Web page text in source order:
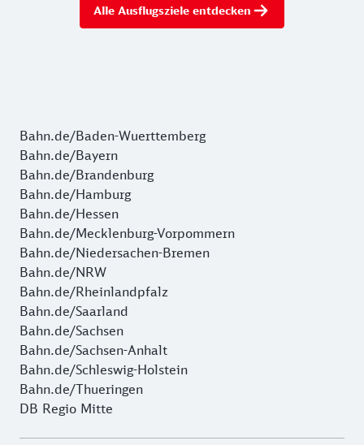
Alle Ausflugsziele entdecken
Bahn.de/Baden-Wuerttemberg
Bahn.de/Bayern
Bahn.de/Brandenburg
Bahn.de/Hamburg
Bahn.de/Hessen
Bahn.de/Mecklenburg-Vorpommern
Bahn.de/Niedersachen-Bremen
Bahn.de/NRW
Bahn.de/Rheinlandpfalz
Bahn.de/Saarland
Bahn.de/Sachsen
Bahn.de/Sachsen-Anhalt
Bahn.de/Schleswig-Holstein
Bahn.de/Thueringen
DB Regio Mitte